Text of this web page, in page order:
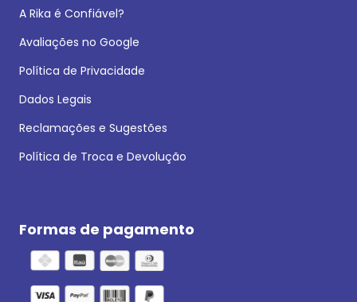
A Rika é Confiável?
Avaliações no Google
Política de Privacidade
Dados Legais
Reclamações e Sugestões
Política de Troca e Devolução
Formas de pagamento